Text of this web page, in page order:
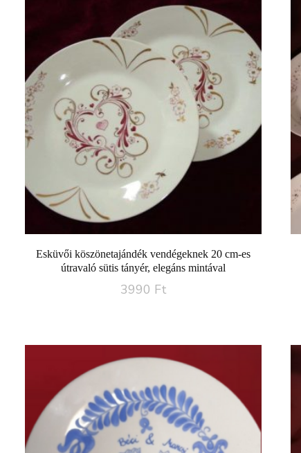
Esküvői köszönetajándék vendégeknek 20 cm-es
útravaló sütis tányér, elegáns mintával
3990 Ft